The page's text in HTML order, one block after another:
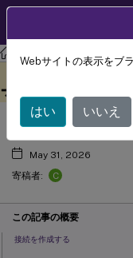
マイクロソ
マシンマネー
May 31, 2026
寄稿者:
C
この記事の概要
接続を作成する
Webサイトの表示をブ
はい いいえ